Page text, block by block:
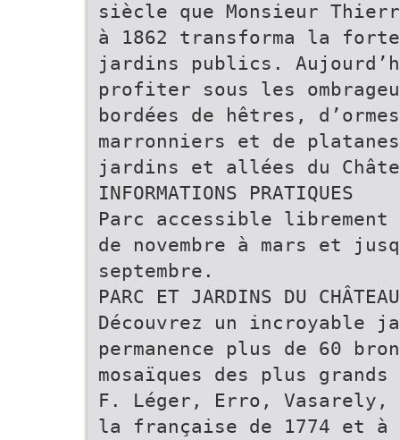
siècle que Monsieur
à 1862 transforma la
jardins publics.
profiter sous les
bordées de hêtres,
marronniers et de
jardins et allées du
INFORMATIONS PRATIQUES
Parc accessible
de novembre à mars et
septembre.
PARC ET JARDINS DU
Découvrez un incroyable
permanence plus de 60
mosaïques des plus
F. Léger, Erro,
la française de 1774 et à